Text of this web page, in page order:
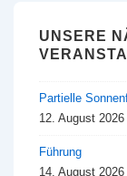
UNSERE
Partielle
12. August
Führung
14. August